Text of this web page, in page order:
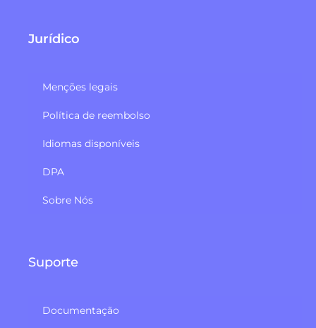
Jurídico
Menções legais
Política de reembolso​
Idiomas disponíveis
DPA
Sobre Nós
Suporte
Documentação